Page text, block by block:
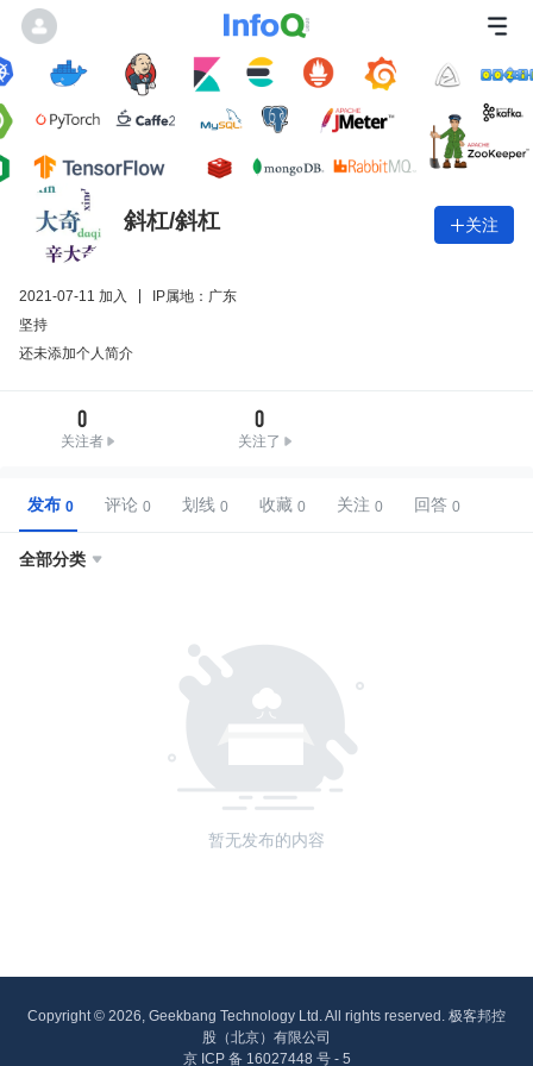
斜杠/斜杠 关注
2021-07-11 加入
IP属地：广东
坚持
还未添加个人简介
0
关注者
0
关注了
发布 评论 划线 收藏 关注 回答
全部分类 
暂无发布的内容
Copyright © 2026, Geekbang Technology Ltd. All rights reserved. 极客邦控
股（北京）有限公司
京 ICP 备 16027448 号 - 5